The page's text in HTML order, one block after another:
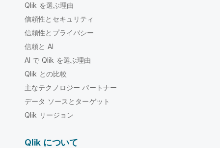
Qlik を選ぶ理由
信頼性とセキュリティ
信頼性とプライバシー
信頼と AI
AI で Qlik を選ぶ理由
Qlik との比較
主なテクノロジー パートナー
データ ソースとターゲット
Qlik リージョン
Qlik について